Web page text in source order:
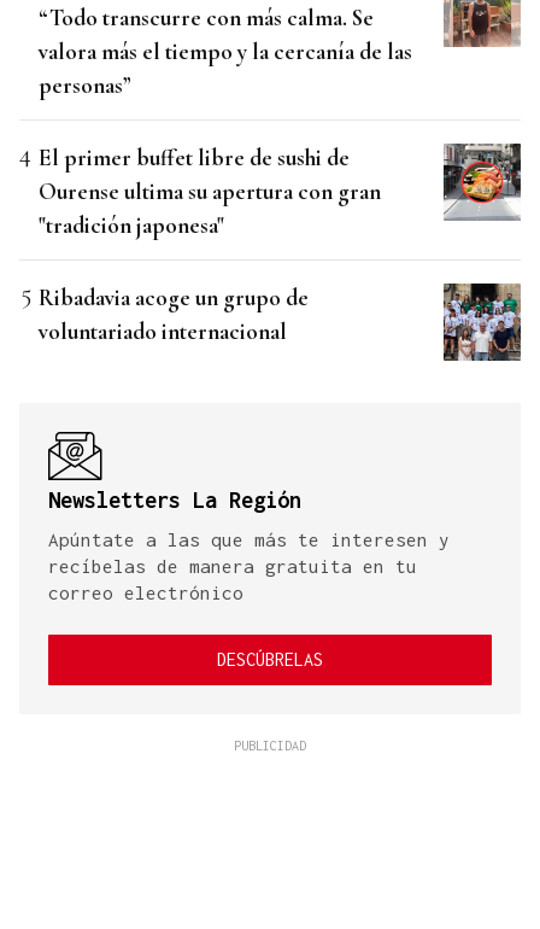
“Todo transcurre con más calma. Se
valora más el tiempo y la cercanía de las
personas”
El primer buffet libre de sushi de
Ourense ultima su apertura con gran
"tradición japonesa"
Ribadavia acoge un grupo de
voluntariado internacional
Newsletters La Región
Apúntate a las que más te interesen y
recíbelas de manera gratuita en tu
correo electrónico
DESCÚBRELAS